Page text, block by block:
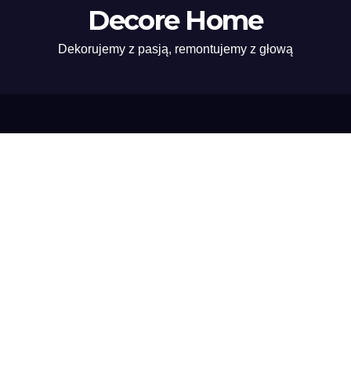
Decore Home
Dekorujemy z pasją, remontujemy z głową